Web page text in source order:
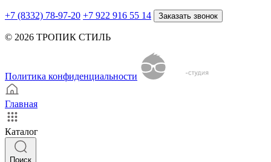
+7 (8332) 78-97-20 +7 922 916 55 14 Заказать звонок
© 2026 ТРОПИК СТИЛЬ
Политика конфиденциальности
Главная
Каталог
Поиск